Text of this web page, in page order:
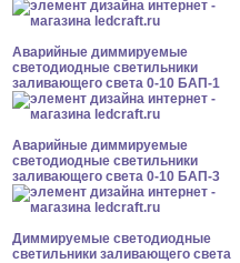
Аварийные диммируемые
светодиодные светильники
заливающего света 0-10 БАП-1
Аварийные диммируемые
светодиодные светильники
заливающего света 0-10 БАП-3
Диммируемые светодиодные
светильники заливающего света